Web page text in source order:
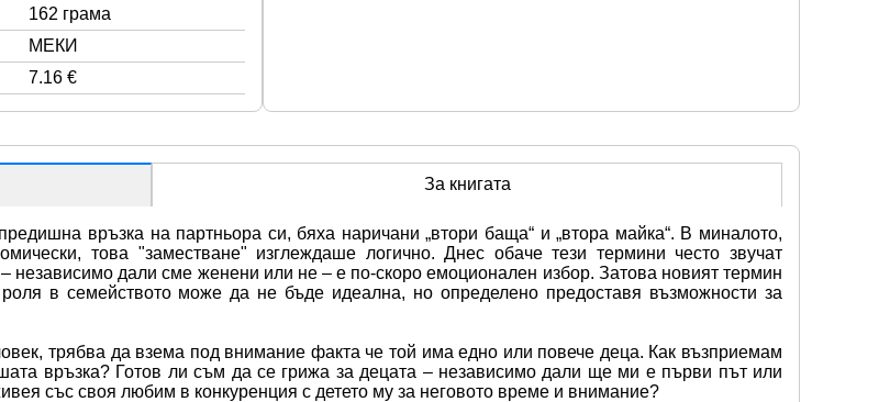
162 грама
МЕКИ
7.16 €
За книгата
връзка на партньора си, бяха наричани „втори баща“ и „втора майка“. В миналото,
това "заместване" изглеждаше логично. Днес обаче тези термини често звучат
независимо дали сме женени или не – е по-скоро емоционален избор. Затова новият термин
в семейството може да не бъде идеална, но определено предоставя възможности за
трябва да взема под внимание факта че той има едно или повече деца. Как възприемам
връзка? Готов ли съм да се грижа за децата – независимо дали ще ми е първи път или
със своя любим в конкуренция с детето му за неговото време и внимание?